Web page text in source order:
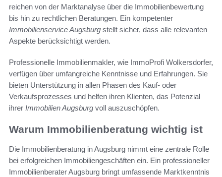
reichen von der Marktanalyse über die Immobilienbewertung
bis hin zu rechtlichen Beratungen. Ein kompetenter
Immobilienservice Augsburg stellt sicher, dass alle relevanten
Aspekte berücksichtigt werden.
Professionelle Immobilienmakler, wie ImmoProfi Wolkersdorfer,
verfügen über umfangreiche Kenntnisse und Erfahrungen. Sie
bieten Unterstützung in allen Phasen des Kauf- oder
Verkaufsprozesses und helfen ihren Klienten, das Potenzial
ihrer Immobilien Augsburg voll auszuschöpfen.
Warum Immobilienberatung wichtig ist
Die Immobilienberatung in Augsburg nimmt eine zentrale Rolle
bei erfolgreichen Immobiliengeschäften ein. Ein professioneller
Immobilienberater Augsburg bringt umfassende Marktkenntnis